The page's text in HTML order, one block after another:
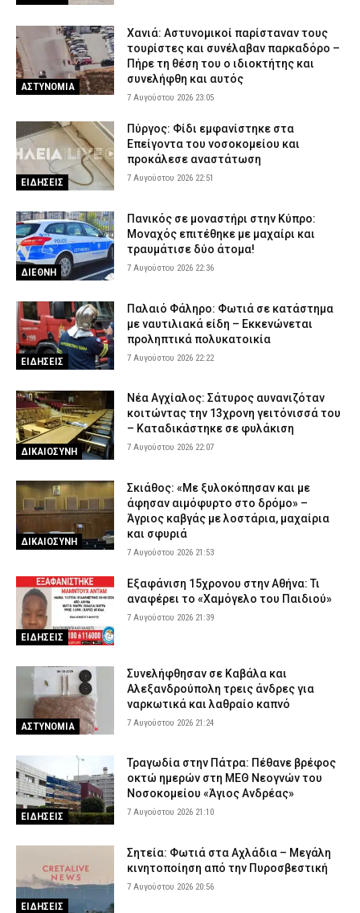
ΑΣΤΥΝΟΜΙΑ 7 Αυγούστου 2026 16:23
Πολύ υψηλός κίνδυνος πυρκαγιάς το Σάββατο – Ποιες περιοχές
τίθενται σε «Red Code»
ΕΙΔΗΣΕΙΣ 7 Αυγούστου 2026 16:10
ΑΣΤΥΝΟΜΙΑ
Χανιά: Αστυνομικοί παρίσταναν τους
τουρίστες και συνέλαβαν παρκαδόρο –
Πήρε τη θέση του ο ιδιοκτήτης και
συνελήφθη και αυτός
7 Αυγούστου 2026 23:05
ΕΙΔΗΣΕΙΣ
Πύργος: Φίδι εμφανίστηκε στα
Επείγοντα του νοσοκομείου και
προκάλεσε αναστάτωση
7 Αυγούστου 2026 22:51
ΔΙΕΘΝΗ
Πανικός σε μοναστήρι στην Κύπρο:
Μοναχός επιτέθηκε με μαχαίρι και
τραυμάτισε δύο άτομα!
7 Αυγούστου 2026 22:36
ΕΙΔΗΣΕΙΣ
Παλαιό Φάληρο: Φωτιά σε κατάστημα
με ναυτιλιακά είδη – Εκκενώνεται
προληπτικά πολυκατοικία
7 Αυγούστου 2026 22:22
ΔΙΚΑΙΟΣΥΝΗ
Νέα Αγχίαλος: Σάτυρος αυνανιζόταν
κοιτώντας την 13χρονη γειτόνισσά του
– Καταδικάστηκε σε φυλάκιση
7 Αυγούστου 2026 22:07
ΔΙΚΑΙΟΣΥΝΗ
Σκιάθος: «Με ξυλοκόπησαν και με
άφησαν αιμόφυρτο στο δρόμο» –
Άγριος καβγάς με λοστάρια, μαχαίρια
και σφυριά
7 Αυγούστου 2026 21:53
ΕΙΔΗΣΕΙΣ
Εξαφάνιση 15χρονου στην Αθήνα: Τι
αναφέρει το «Χαμόγελο του Παιδιού»
7 Αυγούστου 2026 21:39
ΑΣΤΥΝΟΜΙΑ
Συνελήφθησαν σε Καβάλα και
Αλεξανδρούπολη τρεις άνδρες για
ναρκωτικά και λαθραίο καπνό
7 Αυγούστου 2026 21:24
ΕΙΔΗΣΕΙΣ
Τραγωδία στην Πάτρα: Πέθανε βρέφος
οκτώ ημερών στη ΜΕΘ Νεογνών του
Νοσοκομείου «Άγιος Ανδρέας»
7 Αυγούστου 2026 21:10
ΕΙΔΗΣΕΙΣ
Σητεία: Φωτιά στα Αχλάδια – Μεγάλη
κινητοποίηση από την Πυροσβεστική
7 Αυγούστου 2026 20:56